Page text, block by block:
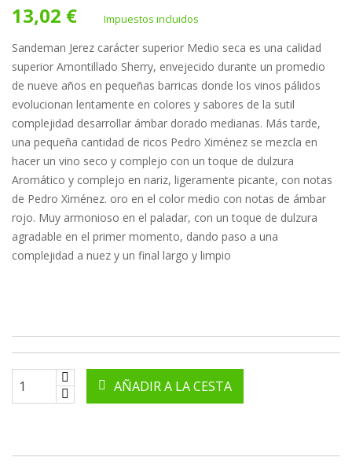
13,02 € Impuestos incluidos
Sandeman Jerez carácter superior Medio seca es una calidad
superior Amontillado Sherry, envejecido durante un promedio
de nueve años en pequeñas barricas donde los vinos pálidos
evolucionan lentamente en colores y sabores de la sutil
complejidad desarrollar ámbar dorado medianas. Más tarde,
una pequeña cantidad de ricos Pedro Ximénez se mezcla en
hacer un vino seco y complejo con un toque de dulzura
Aromático y complejo en nariz, ligeramente picante, con notas
de Pedro Ximénez. oro en el color medio con notas de ámbar
rojo. Muy armonioso en el paladar, con un toque de dulzura
agradable en el primer momento, dando paso a una
complejidad a nuez y un final largo y limpio
AÑADIR A LA CESTA